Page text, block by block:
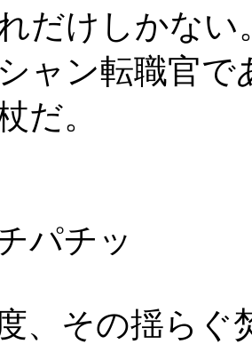
だけしかな
ャン転職官で
だ。
パチッ
、その揺らぐ